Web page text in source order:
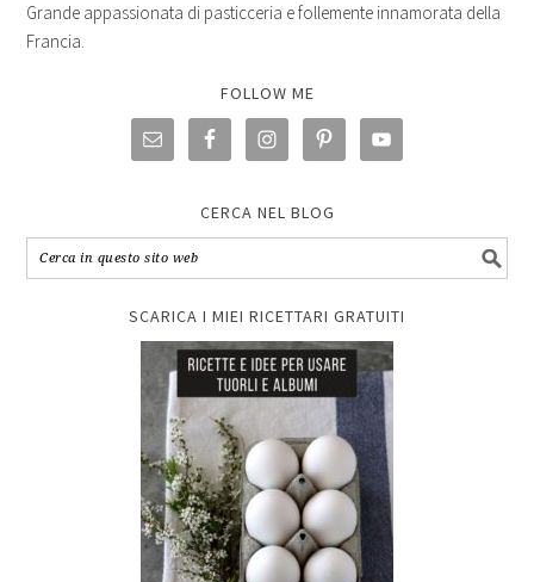
Grande appassionata di pasticceria e follemente innamorata della
Francia.
FOLLOW ME
CERCA NEL BLOG
SCARICA I MIEI RICETTARI GRATUITI